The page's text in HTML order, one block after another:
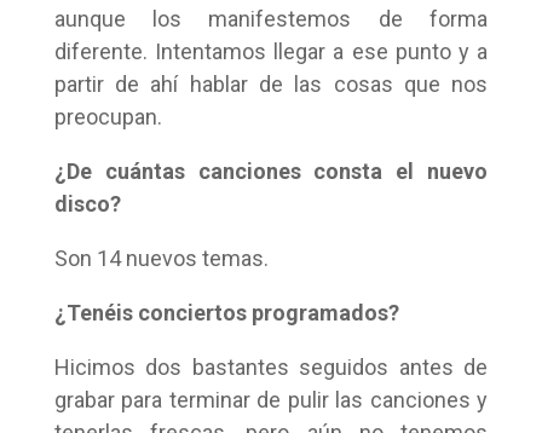
aunque los manifestemos de forma
diferente. Intentamos llegar a ese punto y a
partir de ahí hablar de las cosas que nos
preocupan.
¿De cuántas canciones consta el nuevo
disco?
Son 14 nuevos temas.
¿Tenéis conciertos programados?
Hicimos dos bastantes seguidos antes de
grabar para terminar de pulir las canciones y